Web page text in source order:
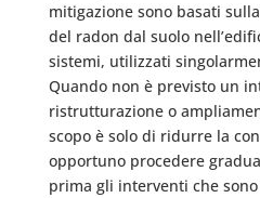
mitigazione sono basati
del radon dal suolo
sistemi, utilizzati
Quando non è previsto un
ristrutturazione o
scopo è solo di ridurre la
opportuno procedere
prima gli interventi che